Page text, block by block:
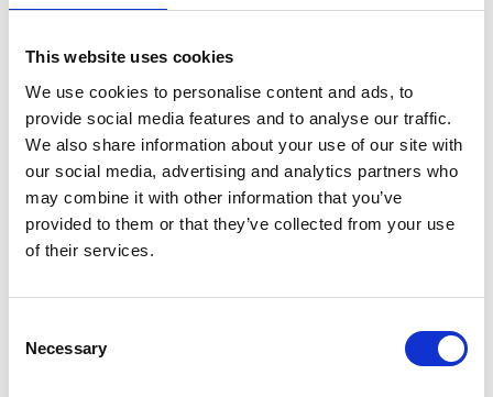
This website uses cookies
We use cookies to personalise content and ads, to
provide social media features and to analyse our traffic.
We also share information about your use of our site with
our social media, advertising and analytics partners who
may combine it with other information that you’ve
provided to them or that they’ve collected from your use
of their services.
Selection
Necessary
Fri entré!
Kråks herrgård är en välbevarad 1700-talsbyggnad
som ligger ett stenkast från Skaras centrum och
domkyrkan. Här finns interiörer från tidigt 1700-tal till
1820-tal. Säteriet Kråk låg ursprungligen i Mölltorps
socken i Karlsborg. På gårdens marker hade det
funnits boende och brukare sedan 1200-talet.